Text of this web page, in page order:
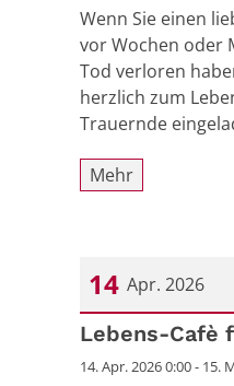
Wenn Sie einen
vor Wochen oder
Tod verloren
herzlich zum
Trauernde
Mehr
14 Apr. 2026
Datum: 14. April
Lebens-Cafè
14. Apr. 2026 0:00 - 15.